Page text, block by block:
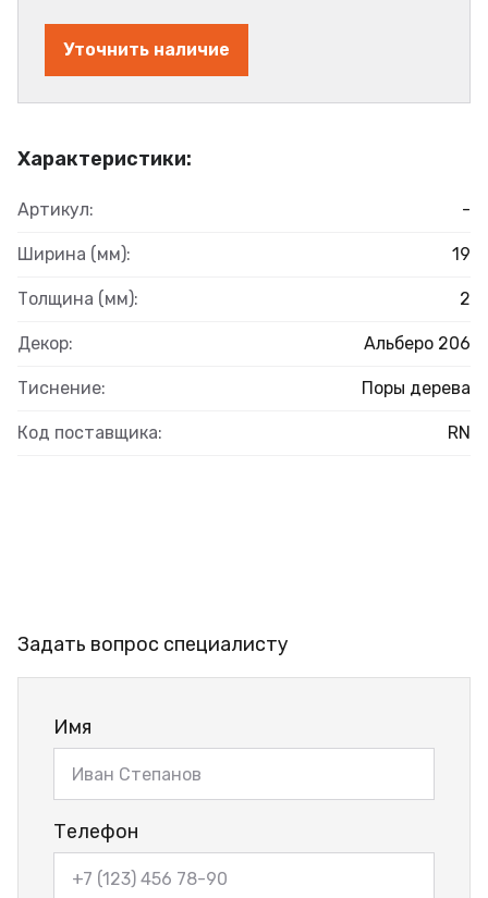
Характеристики:
Артикул: -
Ширина (мм): 19
Толщина (мм): 2
Декор: Альберо 206
Тиснение: Поры дерева
Код поставщика: RN
Уточнить наличие
Задать вопрос специалисту
Имя
Телефон